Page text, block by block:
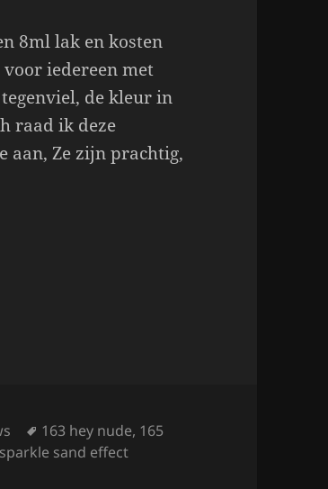
8ml lak en kosten
iedereen met
de kleur in
raad ik deze
aan, Ze zijn prachtig,
Tags
163 hey nude, 165
sparkle sand effect